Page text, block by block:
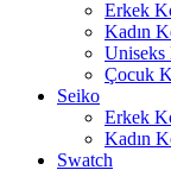
Erkek
Kadın
Uniseks
Çocuk
Seiko
Erkek
Kadın
Swatch